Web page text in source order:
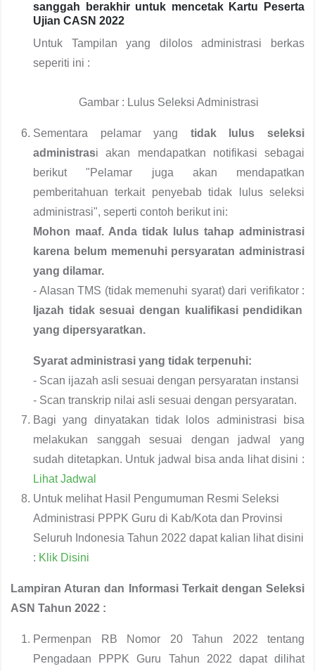
sanggah berakhir untuk mencetak Kartu Peserta
Ujian CASN 2022
Untuk Tampilan yang dilolos administrasi berkas
seperiti ini :
Gambar : Lulus Seleksi Administrasi
Sementara pelamar yang tidak lulus seleksi
administrasi akan mendapatkan notifikasi sebagai
berikut "Pelamar juga akan mendapatkan
pemberitahuan terkait penyebab tidak lulus seleksi
administrasi", seperti contoh berikut ini:
Mohon maaf. Anda tidak lulus tahap administrasi
karena belum memenuhi persyaratan administrasi
yang dilamar.
- Alasan TMS (tidak memenuhi syarat) dari verifikator :
Ijazah tidak sesuai dengan kualifikasi pendidikan
yang dipersyaratkan.
Syarat administrasi yang tidak terpenuhi:
- Scan ijazah asli sesuai dengan persyaratan instansi
- Scan transkrip nilai asli sesuai dengan persyaratan.
Bagi yang dinyatakan tidak lolos administrasi bisa
melakukan sanggah sesuai dengan jadwal yang
sudah ditetapkan. Untuk jadwal bisa anda lihat disini :
Lihat Jadwal
Untuk melihat Hasil Pengumuman Resmi Seleksi
Administrasi PPPK Guru di Kab/Kota dan Provinsi
Seluruh Indonesia Tahun 2022 dapat kalian lihat disini
: Klik Disini
Lampiran Aturan dan Informasi Terkait dengan Seleksi
ASN Tahun 2022 :
Permenpan RB Nomor 20 Tahun 2022 tentang
Pengadaan PPPK Guru Tahun 2022 dapat dilihat